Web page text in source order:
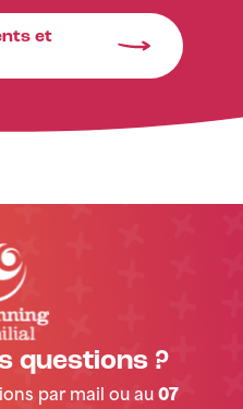
et
questions ?
par mail ou au 07